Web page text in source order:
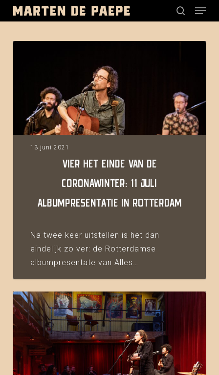
Skip
to
search
Menu
coronawinter:
11
albumpresentatie
Rotterdam
13 juni 2021
VIER HET EINDE VAN DE
CORONAWINTER: 11 JULI
ALBUMPRESENTATIE IN ROTTERDAM
Na twee keer uitstellen is het dan
eindelijk zo ver: de Rotterdamse
albumpresentate van Alles…
Geannuleerd:
vierde
en
laatste
albumpresentatie
op